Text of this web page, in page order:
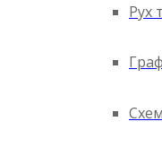
Рух